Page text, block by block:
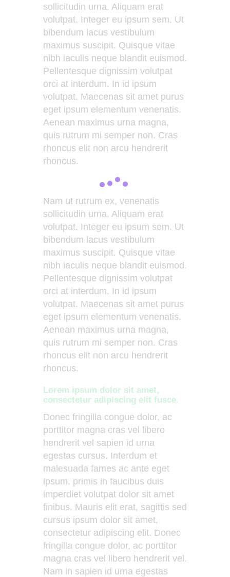
sollicitudin urna. Aliquam erat
volutpat. Integer eu ipsum sem. Ut
bibendum lacus vestibulum
maximus suscipit. Quisque vitae
nibh iaculis neque blandit euismod.
Pellentesque dignissim volutpat
orci at interdum. In id ipsum
volutpat. Maecenas sit amet purus
eget ipsum elementum venenatis.
Aenean maximus urna magna,
quis rutrum mi semper non. Cras
rhoncus elit non arcu hendrerit
rhoncus.
Nam ut rutrum ex, venenatis
sollicitudin urna. Aliquam erat
volutpat. Integer eu ipsum sem. Ut
bibendum lacus vestibulum
maximus suscipit. Quisque vitae
nibh iaculis neque blandit euismod.
Pellentesque dignissim volutpat
orci at interdum. In id ipsum
volutpat. Maecenas sit amet purus
eget ipsum elementum venenatis.
Aenean maximus urna magna,
quis rutrum mi semper non. Cras
rhoncus elit non arcu hendrerit
rhoncus.
Lorem ipsum dolor sit amet,
consectetur adipiscing elit fusce.
Donec fringilla congue dolor, ac
porttitor magna cras vel libero
hendrerit vel sapien id urna
egestas cursus. Interdum et
malesuada fames ac ante eget
ipsum. primis in faucibus duis
imperdiet volutpat dolor sit amet
finibus. Mauris elit erat, sagittis sed
cursus ipsum dolor sit amet,
consectetur adipiscing elit. Donec
fringilla congue dolor, ac porttitor
magna cras vel libero hendrerit vel.
Nam in sapien id urna egestas